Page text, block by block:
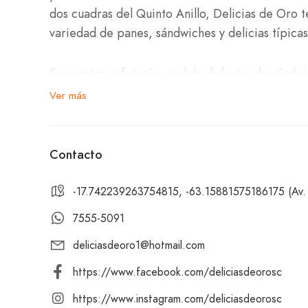
dos cuadras del Quinto Anillo, Delicias de Oro
variedad de panes, sándwiches y delicias
En nuestra cafetería, podrás disfrutar de
tradicionales y pan de la casa. También
Para acompañar tus delicias, disponemos de
limonada.
Anillo. Ya sea que vengas a disfrutar de un
relajarte con una bebida refrescante, en
encantador y sabores que te encantarán. ¡Te
Ver más
Contacto
-17.742239263754815, -63.15881575186175
7555-5091
deliciasdeoro1@hotmail.com
https://www.facebook.com/deliciasdeorosc
https://www.instagram.com/deliciasdeorosc